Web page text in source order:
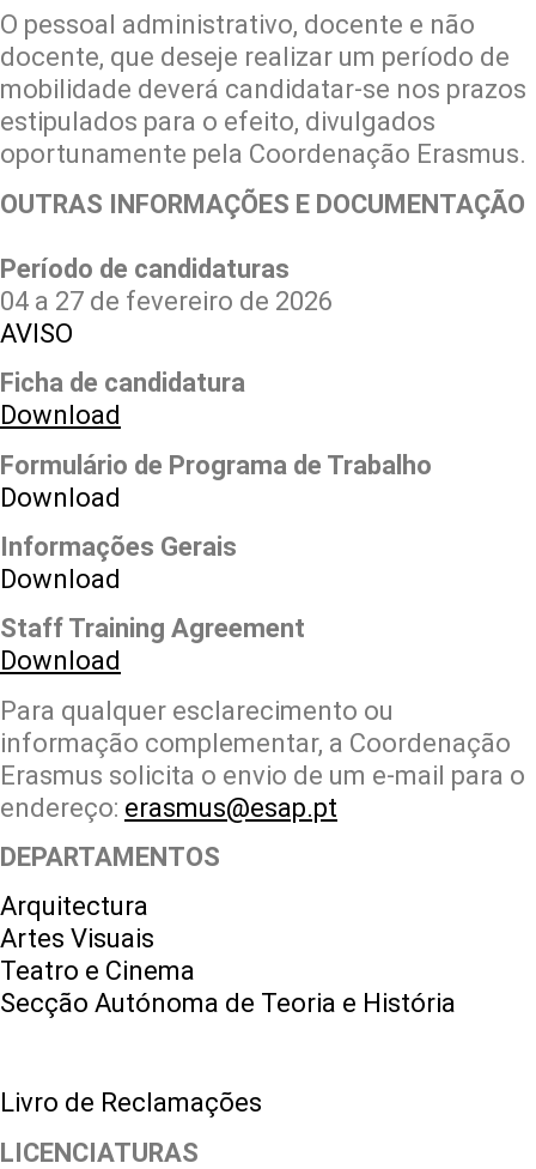
O pessoal administrativo, docente e não
docente, que deseje realizar um período de
mobilidade deverá candidatar-se nos prazos
estipulados para o efeito, divulgados
oportunamente pela Coordenação Erasmus.
OUTRAS INFORMAÇÕES E DOCUMENTAÇÃO
Período de candidaturas
04 a 27 de fevereiro de 2026
AVISO
Ficha de candidatura
Download
Formulário de Programa de Trabalho
Download
Informações Gerais
Download
Staff Training Agreement
Download
Para qualquer esclarecimento ou
informação complementar, a Coordenação
Erasmus solicita o envio de um e-mail para o
endereço: erasmus@esap.pt
DEPARTAMENTOS
Arquitectura
Artes Visuais
Teatro e Cinema
Secção Autónoma de Teoria e História
Livro de Reclamações
LICENCIATURAS